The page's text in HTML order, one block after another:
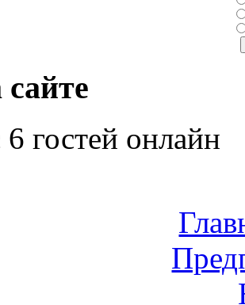
гостей онлайн